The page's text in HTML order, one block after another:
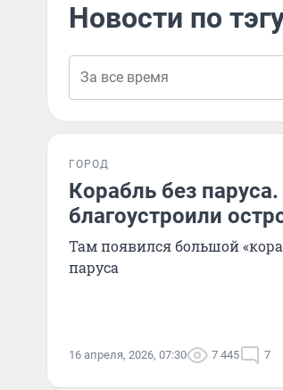
Новости по
ГОРОД
Корабль без
благоустроили
Там появился большой
паруса
16 апреля, 2026, 07:30 7 445 7